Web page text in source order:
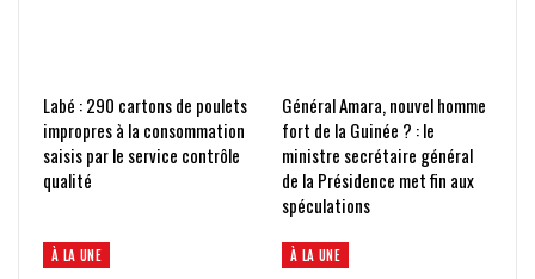
Labé : 290 cartons de poulets
impropres à la consommation
saisis par le service contrôle
qualité
Général Amara, nouvel homme
fort de la Guinée ? : le
ministre secrétaire général
de la Présidence met fin aux
spéculations
À LA UNE À LA UNE